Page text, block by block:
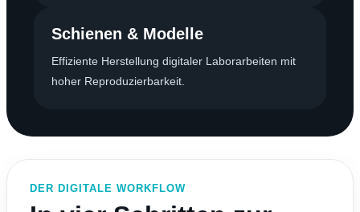
Schienen & Modelle
Effiziente Herstellung digitaler Laborarbeiten mit
hoher Reproduzierbarkeit.
DER DIGITALE WORKFLOW